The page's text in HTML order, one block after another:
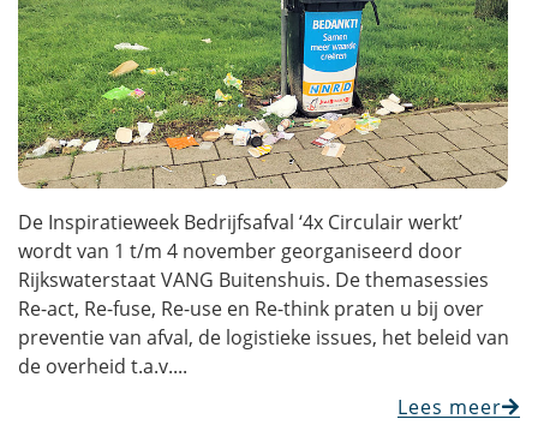
De Inspiratieweek Bedrijfsafval ‘4x Circulair werkt’
wordt van 1 t/m 4 november georganiseerd door
Rijkswaterstaat VANG Buitenshuis. De themasessies
Re-act, Re-fuse, Re-use en Re-think praten u bij over
preventie van afval, de logistieke issues, het beleid van
de overheid t.a.v....
Lees meer